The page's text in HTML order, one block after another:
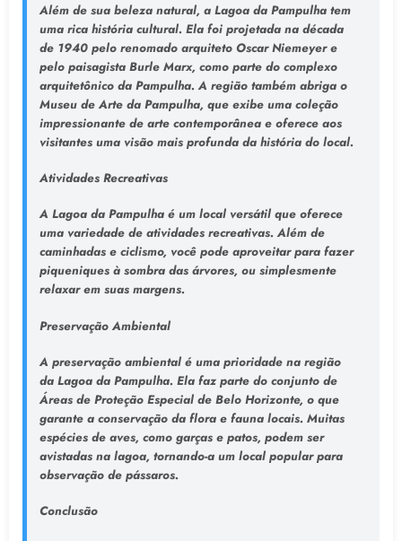
Além de sua beleza natural, a Lagoa da Pampulha tem
uma rica história cultural. Ela foi projetada na década
de 1940 pelo renomado arquiteto Oscar Niemeyer e
pelo paisagista Burle Marx, como parte do complexo
arquitetônico da Pampulha. A região também abriga o
Museu de Arte da Pampulha, que exibe uma coleção
impressionante de arte contemporânea e oferece aos
visitantes uma visão mais profunda da história do local.
Atividades Recreativas
A Lagoa da Pampulha é um local versátil que oferece
uma variedade de atividades recreativas. Além de
caminhadas e ciclismo, você pode aproveitar para fazer
piqueniques à sombra das árvores, ou simplesmente
relaxar em suas margens.
Preservação Ambiental
A preservação ambiental é uma prioridade na região
da Lagoa da Pampulha. Ela faz parte do conjunto de
Áreas de Proteção Especial de Belo Horizonte, o que
garante a conservação da flora e fauna locais. Muitas
espécies de aves, como garças e patos, podem ser
avistadas na lagoa, tornando-a um local popular para
observação de pássaros.
Conclusão